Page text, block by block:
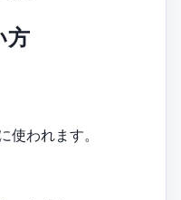
方
使われます。